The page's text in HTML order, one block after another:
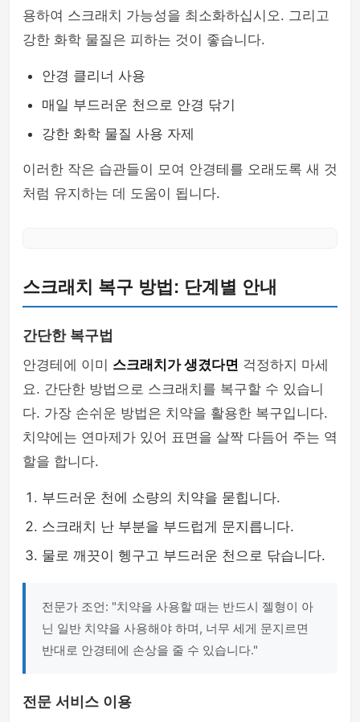
용하여 스크래치 가능성을 최소화하십시오. 그리고
강한 화학 물질은 피하는 것이 좋습니다.
안경 클리너 사용
매일 부드러운 천으로 안경 닦기
강한 화학 물질 사용 자제
이러한 작은 습관들이 모여 안경테를 오래도록 새 것
처럼 유지하는 데 도움이 됩니다.
스크래치 복구 방법: 단계별 안내
간단한 복구법
안경테에 이미 스크래치가 생겼다면 걱정하지 마세
요. 간단한 방법으로 스크래치를 복구할 수 있습니
다. 가장 손쉬운 방법은 치약을 활용한 복구입니다.
치약에는 연마제가 있어 표면을 살짝 다듬어 주는 역
할을 합니다.
부드러운 천에 소량의 치약을 묻힙니다.
스크래치 난 부분을 부드럽게 문지릅니다.
물로 깨끗이 헹구고 부드러운 천으로 닦습니다.
전문가 조언: "치약을 사용할 때는 반드시 젤형이 아
닌 일반 치약을 사용해야 하며, 너무 세게 문지르면
반대로 안경테에 손상을 줄 수 있습니다."
전문 서비스 이용